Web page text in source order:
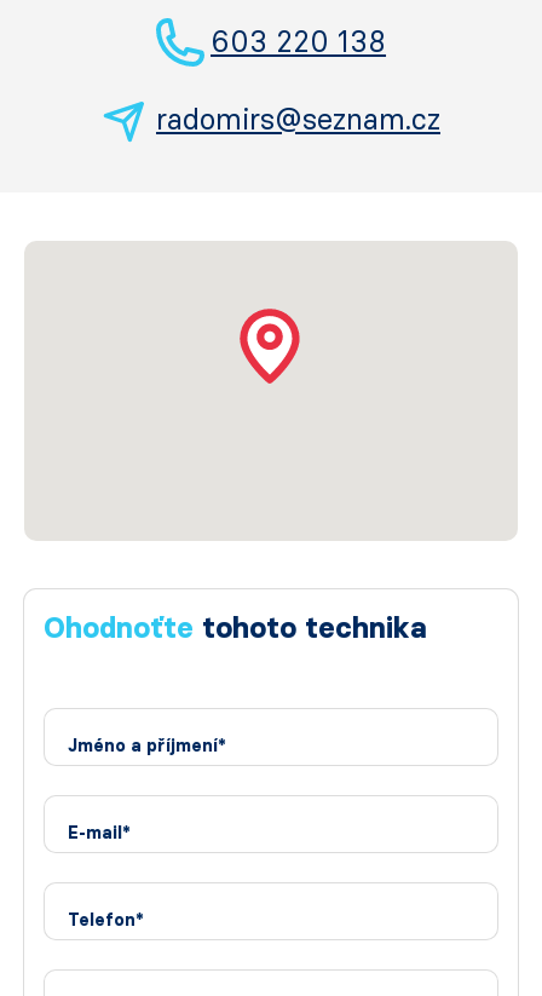
603 220 138
radomirs@seznam.cz
Ohodnoťte tohoto technika
Jméno a příjmení*
E-mail*
Telefon*